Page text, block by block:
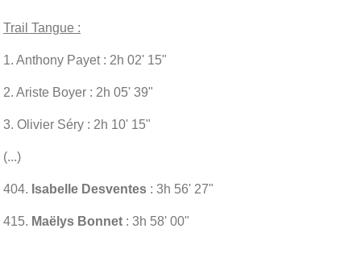
Trail Tangue :
1. Anthony Payet : 2h 02' 15"
2. Ariste Boyer : 2h 05' 39"
3. Olivier Séry : 2h 10' 15"
(...)
404. Isabelle Desventes : 3h 56' 27"
415. Maëlys Bonnet : 3h 58' 00"